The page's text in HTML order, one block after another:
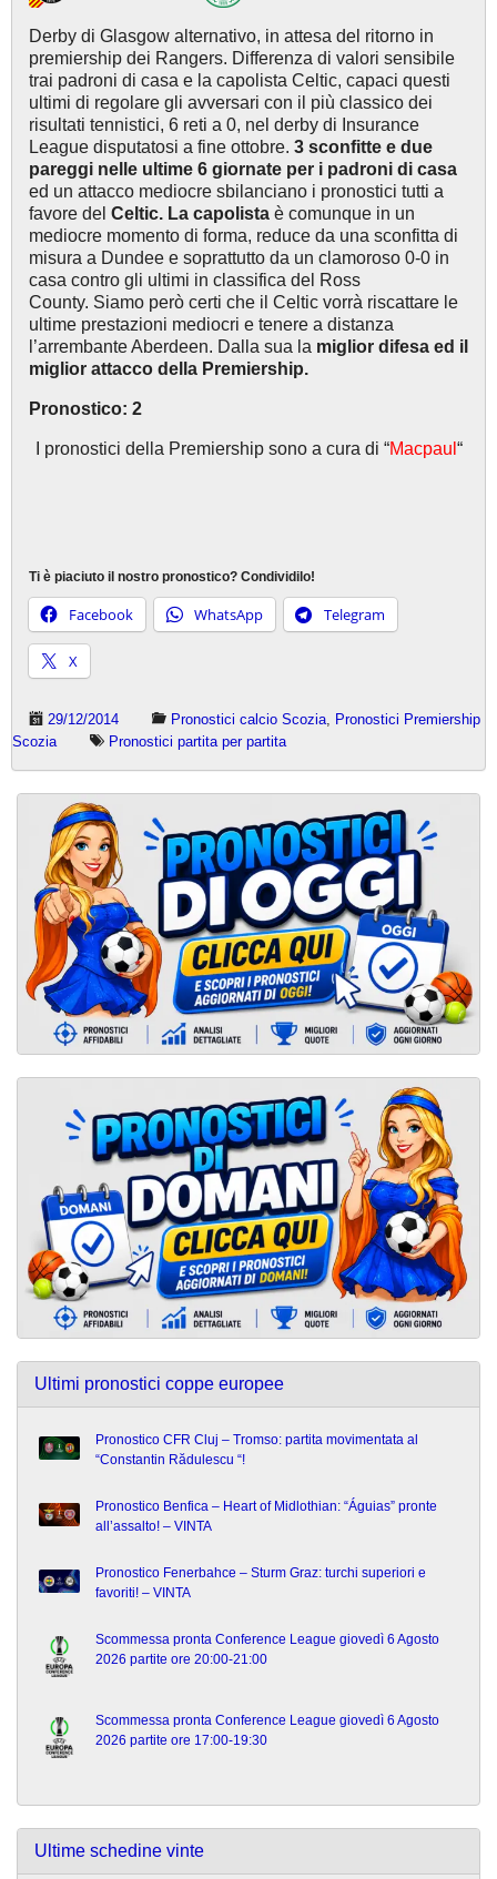
Derby di Glasgow alternativo, in attesa del ritorno in
premiership dei Rangers. Differenza di valori sensibile
trai padroni di casa e la capolista Celtic, capaci questi
ultimi di regolare gli avversari con il più classico dei
risultati tennistici, 6 reti a 0, nel derby di Insurance
League disputatosi a fine ottobre. 3 sconfitte e due
pareggi nelle ultime 6 giornate per i padroni di casa
ed un attacco mediocre sbilanciano i pronostici tutti a
favore del Celtic. La capolista è comunque in un
mediocre momento di forma, reduce da una sconfitta di
misura a Dundee e soprattutto da un clamoroso 0-0 in
casa contro gli ultimi in classifica del Ross
County. Siamo però certi che il Celtic vorrà riscattare le
ultime prestazioni mediocri e tenere a distanza
l’arrembante Aberdeen. Dalla sua la miglior difesa ed il
miglior attacco della Premiership.
Pronostico: 2
I pronostici della Premiership sono a cura di “Macpaul “
Ti è piaciuto il nostro pronostico? Condividilo!
Facebook WhatsApp Telegram
X
29/12/2014 Pronostici calcio Scozia, Pronostici Premiership
Scozia
Pronostici partita per partita
Ultimi pronostici coppe europee
Pronostico CFR Cluj – Tromso: partita movimentata al
“Constantin Rădulescu “!
Pronostico Benfica – Heart of Midlothian: “Águias” pronte
all’assalto! – VINTA
Pronostico Fenerbahce – Sturm Graz: turchi superiori e
favoriti! – VINTA
Scommessa pronta Conference League giovedì 6 Agosto
2026 partite ore 20:00-21:00
Scommessa pronta Conference League giovedì 6 Agosto
2026 partite ore 17:00-19:30
Ultime schedine vinte